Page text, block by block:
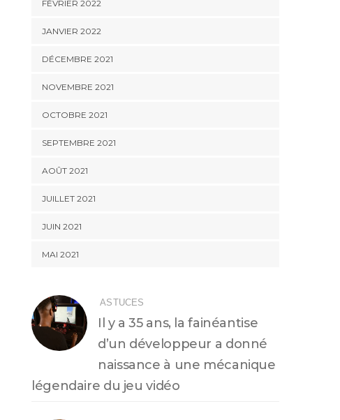
FÉVRIER 2022
JANVIER 2022
DÉCEMBRE 2021
NOVEMBRE 2021
OCTOBRE 2021
SEPTEMBRE 2021
AOÛT 2021
JUILLET 2021
JUIN 2021
MAI 2021
ASTUCES
Il y a 35 ans, la fainéantise
d’un développeur a donné
naissance à une mécanique
légendaire du jeu vidéo